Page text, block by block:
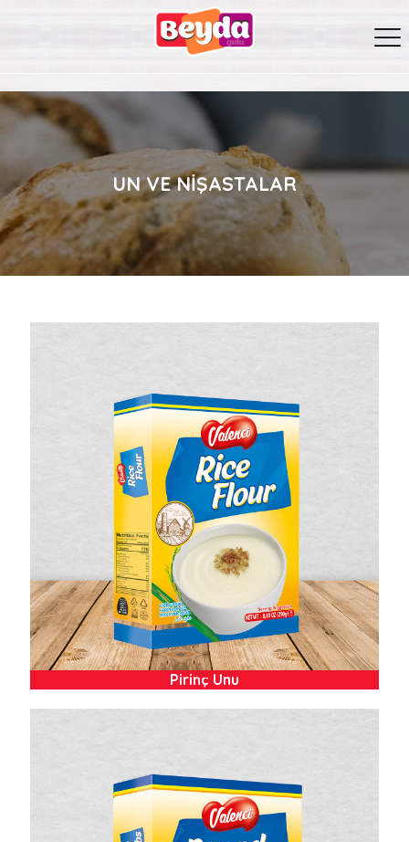
UN VE NIŞASTALAR
Pirinç Unu